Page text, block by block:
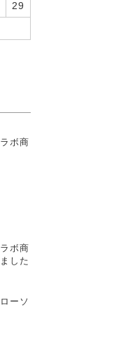
29
ボ商
ボ商
した
ーソ